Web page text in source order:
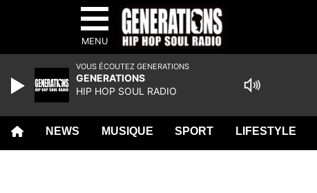
MENU
NEWS MUSIQUE SPORT LIFESTYLE
VOUS ÉCOUTEZ GENERATIONS
GENERATIONS
HIP HOP SOUL RADIO